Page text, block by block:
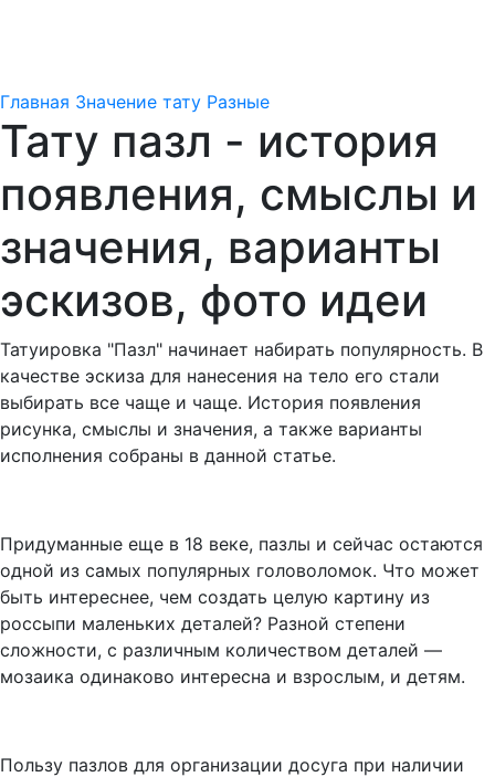
Главная Значение тату Разные
Тату пазл - история
появления, смыслы и
значения, варианты
эскизов, фото идеи
Татуировка "Пазл" начинает набирать популярность. В
качестве эскиза для нанесения на тело его стали
выбирать все чаще и чаще. История появления
рисунка, смыслы и значения, а также варианты
исполнения собраны в данной статье.
Придуманные еще в 18 веке, пазлы и сейчас остаются
одной из самых популярных головоломок. Что может
быть интереснее, чем создать целую картину из
россыпи маленьких деталей? Разной степени
сложности, с различным количеством деталей —
мозаика одинаково интересна и взрослым, и детям.
Пользу пазлов для организации досуга при наличии